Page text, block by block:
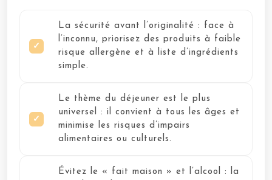
La sécurité avant l’originalité : face à
l’inconnu, priorisez des produits à faible
risque allergène et à liste d’ingrédients
simple.
Le thème du déjeuner est le plus
universel : il convient à tous les âges et
minimise les risques d’impairs
alimentaires ou culturels.
Évitez le « fait maison » et l’alcool : la